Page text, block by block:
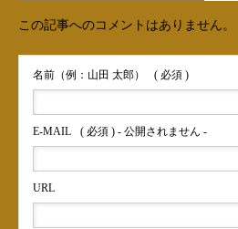
この記事へのコメントはありません。
名前（例：山田 太郎） ( 必須 )
E-MAIL ( 必須 ) - 公開されません -
URL